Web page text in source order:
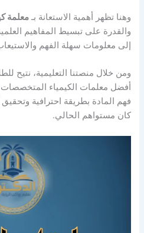
وهنا تظهر أهمية الاستعانة بـمعلمة
والقدرة على تبسيط المفاهيم
إلى معلومات سهلة الفهم
ومن خلال منصتنا التعليمية، نتيح
أفضل معلمات الكيمياء
فهم المادة بطريقة احترافية
كان مستواهم الحالي.